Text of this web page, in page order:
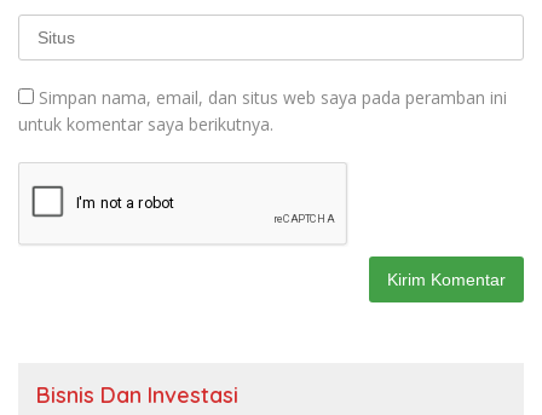
Simpan nama, email, dan situs web saya pada peramban ini
untuk komentar saya berikutnya.
Bisnis Dan Investasi